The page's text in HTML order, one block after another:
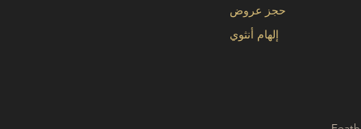
حجز عروض
إلهام أنثوي